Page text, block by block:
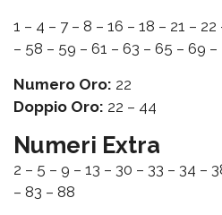
1 – 4 – 7 – 8 – 16 – 18 – 21 –
– 58 – 59 – 61 – 63 – 65 – 69 –
Numero Oro: 22
Doppio Oro: 22 – 44
Numeri Extra
2 – 5 – 9 – 13 – 30 – 33 – 34 –
– 83 – 88